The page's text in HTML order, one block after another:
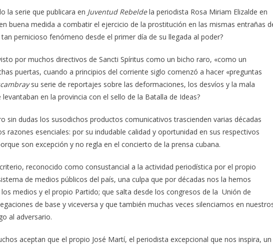
la serie que publicara en Juventud Rebeldela periodista Rosa Miriam Elizalde en
buena medida a combatir el ejercicio de la prostitución en las mismas entrañas
pernicioso fenómeno desde el primer día de su llegada al poder?
por muchos directivos de Sancti Spíritus como un bicho raro, «como un
puertas, cuando a principios del corriente siglo comenzó a hacer «preguntas
su serie de reportajes sobre las deformaciones, los desvíos y la mala
en la provincia con el sello de la Batalla de Ideas?
sin dudas los susodichos productos comunicativos trascienden varias décadas
razones esenciales: por su indudable calidad y oportunidad en sus respectivos
son excepción y no regla en el concierto de la prensa cubana.
reconocido como consustancial a la actividad periodística por el propio
de medios públicos del país, una culpa que por décadas nos la hemos
medios y el propio Partido; que salta desde los congresos de la Unión de
de base y viceversa y que también muchas veces silenciamos en
al adversario.
aceptan que el propio José Martí, el periodista excepcional que nos inspira, un